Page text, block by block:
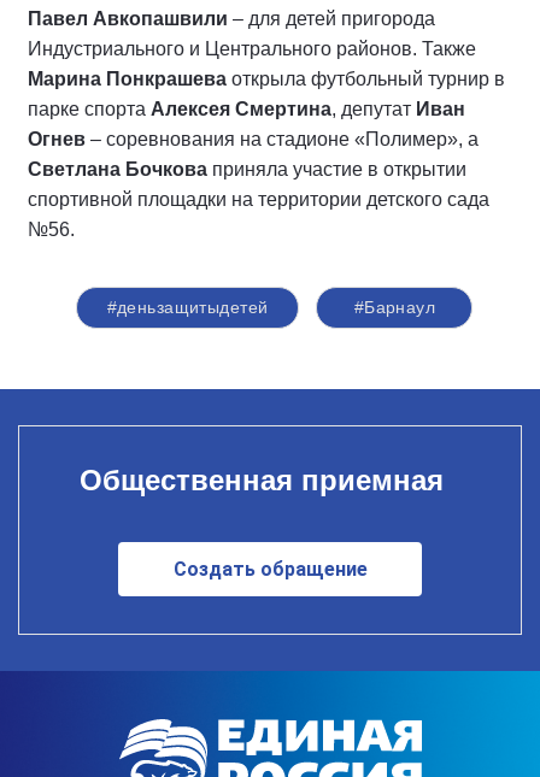
Павел Авкопашвили – для детей пригорода
Индустриального и Центрального районов. Также
Марина Понкрашева открыла футбольный турнир в
парке спорта Алексея Смертина, депутат Иван
Огнев – соревнования на стадионе «Полимер», а
Светлана Бочкова приняла участие в открытии
спортивной площадки на территории детского сада
№56.
#деньзащитыдетей #Барнаул
Общественная приемная
Создать обращение